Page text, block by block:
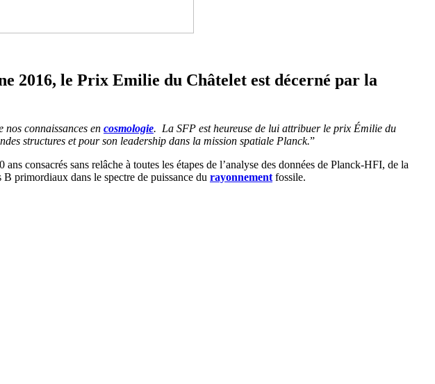
2016, le Prix Emilie du Châtelet est décerné par la
connaissances en cosmologie. La SFP est heureuse de lui attribuer le prix Émilie du
structures et pour son leadership dans la mission spatiale Planck.”
consacrés sans relâche à toutes les étapes de l’analyse des données de Planck-HFI, de la
primordiaux dans le spectre de puissance du rayonnement fossile.